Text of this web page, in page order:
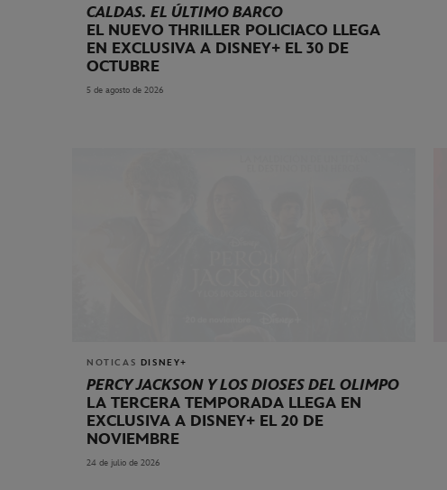
CALDAS. EL ÚLTIMO BARCO
EL NUEVO THRILLER POLICIACO LLEGA
EN EXCLUSIVA A DISNEY+ EL 30 DE
OCTUBRE
5 de agosto de 2026
NOTICAS DISNEY+
PERCY JACKSON Y LOS DIOSES DEL OLIMPO
LA TERCERA TEMPORADA LLEGA EN
EXCLUSIVA A DISNEY+ EL 20 DE
NOVIEMBRE
24 de julio de 2026